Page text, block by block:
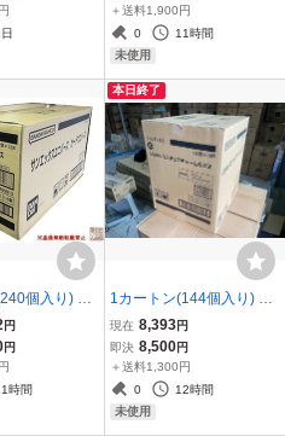
開封★
アートコレクション』新
品未開封
＋送料1,900円
0
11時間
未使用
個入り) リ
ンエックス
ードウエハ
開封
円
円
時間
本日終了
1カートン(144個入り) バ
ンダイ『Lipton ミニチュ
アチャーム＆グミ』新品
未開封
現在 8,393円
即決 8,500円
＋送料1,300円
0
12時間
未使用